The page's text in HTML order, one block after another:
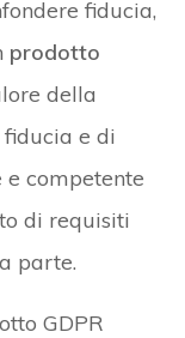
fiducia,
prodotto
della
e di
competente
di requisiti
parte.
GDPR